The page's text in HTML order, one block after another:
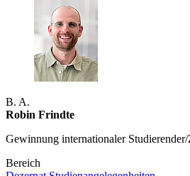
B. A.
Robin Frindte
Gewinnung internationaler Studierender/
Bereich